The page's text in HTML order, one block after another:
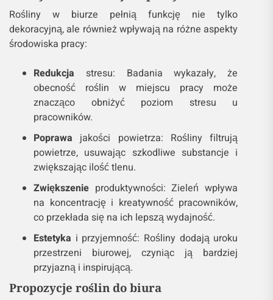
Rośliny w biurze pełnią funkcję nie tylko
dekoracyjną, ale również wpływają na różne aspekty
środowiska pracy:
Redukcja stresu: Badania wykazały, że
obecność roślin w miejscu pracy może
znacząco obniżyć poziom stresu u
pracowników.
Poprawa jakości powietrza: Rośliny filtrują
powietrze, usuwając szkodliwe substancje i
zwiększając ilość tlenu.
Zwiększenie produktywności: Zieleń wpływa
na koncentrację i kreatywność pracowników,
co przekłada się na ich lepszą wydajność.
Estetyka i przyjemność: Rośliny dodają uroku
przestrzeni biurowej, czyniąc ją bardziej
przyjazną i inspirującą.
Propozycje roślin do biura